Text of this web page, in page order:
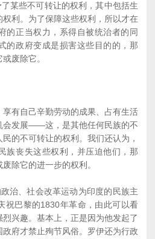
某些不可转让的权利，其中包括生
利。为了保障这些权利，所以才在
的正当权力，系得自被统治者的同
的政府变成是损害这些目的的，那
废除它。
有自己辛勤劳动的成果、占有生活
会发展――这，是其他任何民族的不
的不可转让的权利。我们还认为，
族丧失这些权利，并压迫他们，那
除它的进一步的权利。
、社会改革运动为印度的民族主
祝巴黎的1830年革命，由此可以看
兴趣。基本上，正是因为他发起了
府才禁止殉节风俗。罗伊还为行政